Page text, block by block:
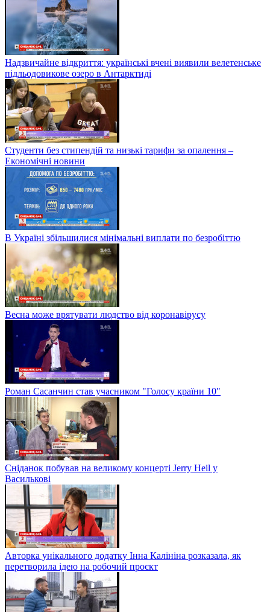
Надзвичайне відкриття: українські вчені виявили велетенське
підльодовикове озеро в Антарктиді
Студенти без стипендій та низькі тарифи за опалення –
Економічні новини
В Україні збільшилися мінімальні виплати по безробіттю
Весна може врятувати людство від коронавірусу
Роман Сасанчин став учасником "Голосу країни 10"
Сніданок побував на великому концерті Jerry Heil у
Василькові
Авторка унікального додатку Інна Калініна розказала, як
перетворила ідею на робочий проєкт